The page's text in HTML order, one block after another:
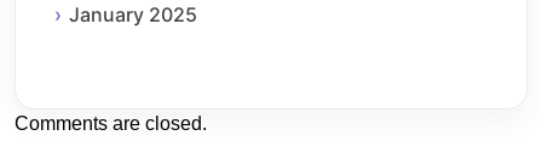
January 2025
Comments are closed.